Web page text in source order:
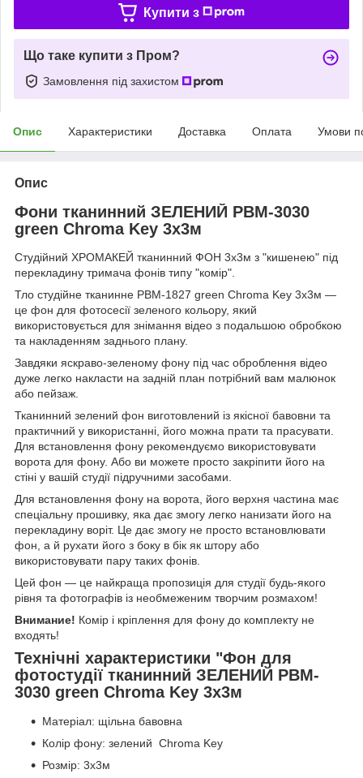
Купити з
Що таке купити з Пром?
Замовлення під захистом
Опис Характеристики Доставка Оплата Умови
Опис
Фони тканинний ЗЕЛЕНИЙ PBM-3030
green Chroma Key 3х3м
Студійний ХРОМАКЕЙ тканинний ФОН 3х3м з "кишенею" під
перекладину тримача фонів типу "комір".
Тло студійне тканинне PBM-1827 green Chroma Key 3х3м —
це фон для фотосесії зеленого кольору, який
використовується для знімання відео з подальшою обробкою
та накладенням заднього плану.
Завдяки яскраво-зеленому фону під час оброблення відео
дуже легко накласти на задній план потрібний вам малюнок
або пейзаж.
Тканинний зелений фон виготовлений із якісної бавовни та
практичний у використанні, його можна прати та прасувати.
Для встановлення фону рекомендуємо використовувати
ворота для фону. Або ви можете просто закріпити його на
стіні у вашій студії підручними засобами.
Для встановлення фону на ворота, його верхня частина має
спеціальну прошивку, яка дає змогу легко нанизати його на
перекладину воріт. Це дає змогу не просто встановлювати
фон, а й рухати його з боку в бік як штору або
використовувати пару таких фонів.
Цей фон — це найкраща пропозиція для студії будь-якого
рівня та фотографів із необмеженим творчим розмахом!
Внимание! Комір і кріплення для фону до комплекту не
входять!
Технічні характеристики "Фон для
фотостудії тканинний ЗЕЛЕНИЙ PBM-
3030 green Chroma Key 3х3м
Матеріал: щільна бавовна
Колір фону: зелений Chroma Key
Розмір: 3х3м